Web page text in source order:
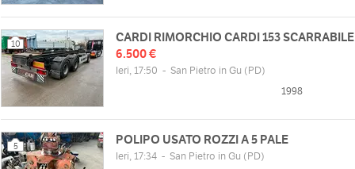
10
CARDI RIMORCHIO CARDI 153 SCARRABILE
6.500 €
Ieri, 17:50 - San Pietro in Gu (PD)
1998
5 POLIPO USATO ROZZI A 5 PALE
Ieri, 17:34 - San Pietro in Gu (PD)